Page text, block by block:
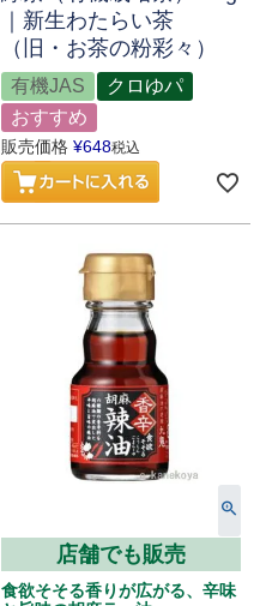
｜新生わたらい茶
（旧・お茶の粉彩々）
有機JAS
クロゆパ
おすすめ
販売価格 ¥648税込
店舗でも販売
食欲そそる香りが広がる、辛味